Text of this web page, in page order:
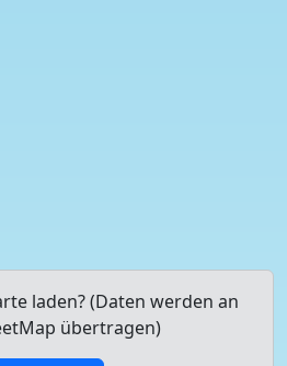
laden? (Daten werden an
übertragen)